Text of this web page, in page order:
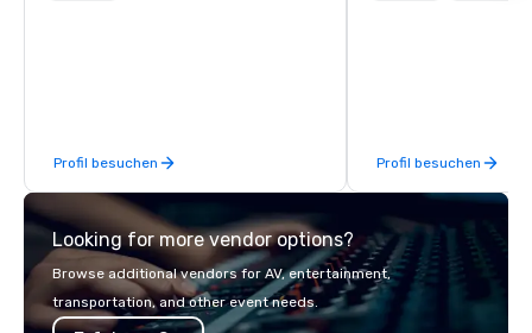
Profil besuchen
direct line of
unparalleled
Profil besuchen
Looking for more vendor options?
Browse additional vendors for AV, entertainment,
transportation, and other event needs.